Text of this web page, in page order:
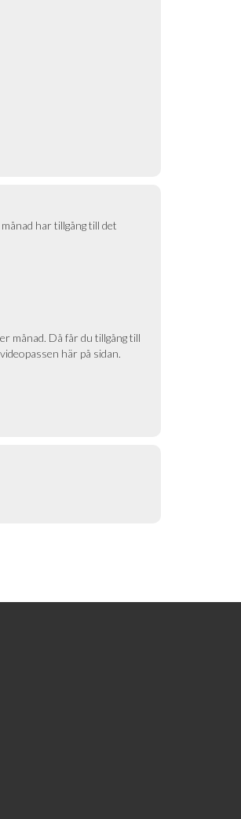
har tillgång till det
månad. Då får du tillgång till
här på sidan.